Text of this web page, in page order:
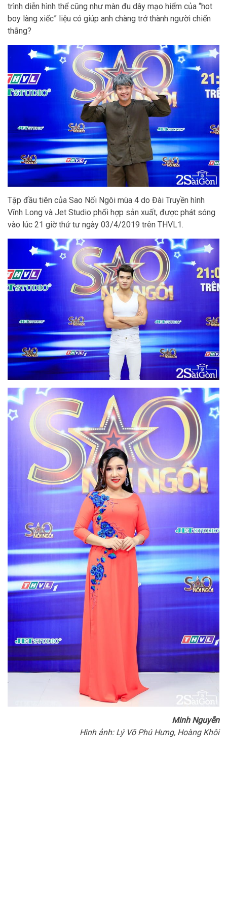
trình diễn hình thể cũng như màn đu dây mạo hiểm của “hot
boy làng xiếc” liệu có giúp anh chàng trở thành người chiến
thắng?
Tập đầu tiên của Sao Nối Ngôi mùa 4 do Đài Truyền hình
Vĩnh Long và Jet Studio phối hợp sản xuất, được phát sóng
vào lúc 21 giờ thứ tư ngày 03/4/2019 trên THVL1.
Minh Nguyễn
Hình ảnh: Lý Võ Phú Hưng, Hoàng Khôi